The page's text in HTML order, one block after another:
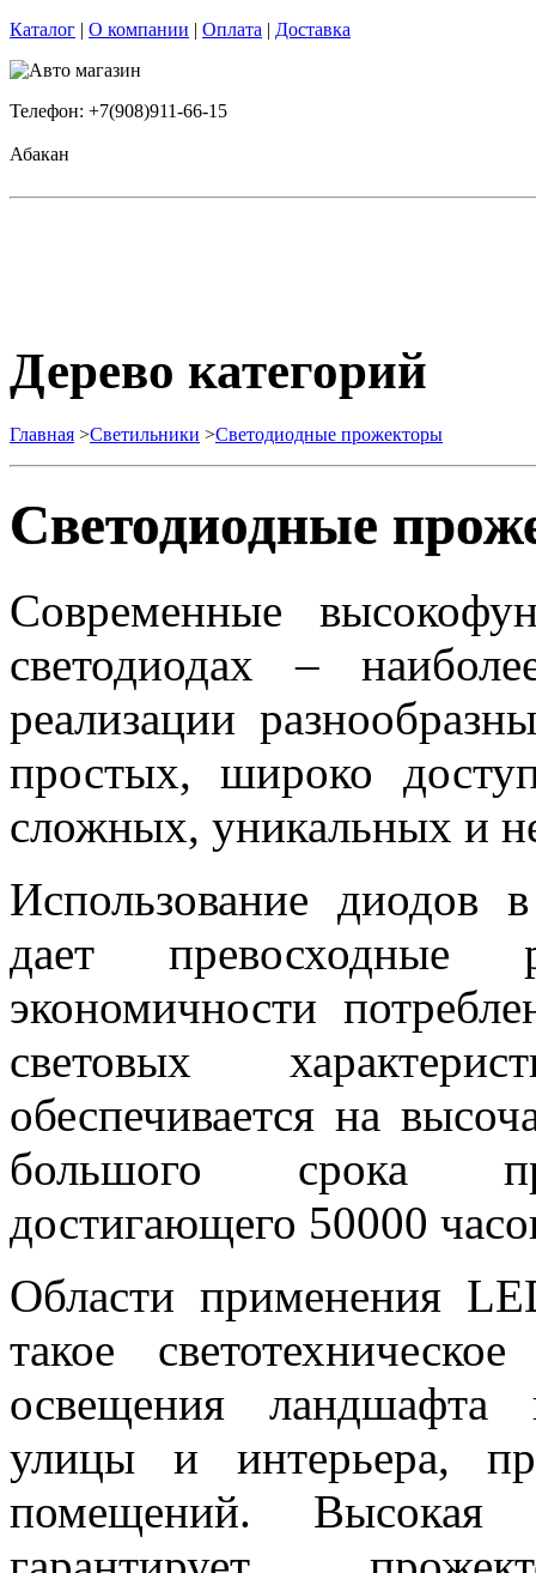
Каталог | О компании | Оплата | Доставка
Телефон: +7(908)911-66-15
Абакан
Дерево категорий
Главная >Светильники >Светодиодные прожекторы
Светодиодные
Современные
светодиодах –
реализации
простых, широко
сложных, уникальных и
Использование диодов
дает
экономичности
световых
обеспечивается на
большого срока
достигающего 50000
Области применения
такое
освещения ландшафта
улицы и интерьера,
помещений. Высокая